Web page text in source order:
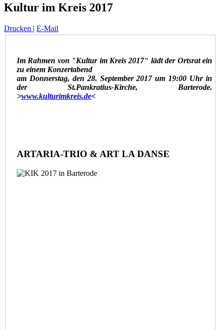
Kultur im Kreis 2017
Drucken | E-Mail
Im Rahmen von "Kultur im Kreis 2017" lädt der Ortsrat ein
zu einem Konzertabend
am Donnerstag, den 28. September 2017 um 19:00 Uhr in
der St.Pankratius-Kirche, Barterode.
>www.kulturimkreis.de<
ARTARIA-TRIO & ART LA DANSE